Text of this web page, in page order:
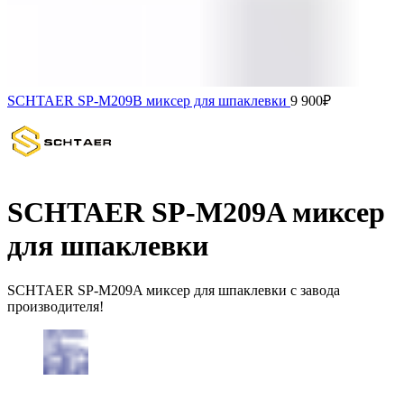
SCHTAER SP-M209B миксер для шпаклевки 9 900₽
SCHTAER SP-M209A миксер
для шпаклевки
SCHTAER SP-M209A миксер для шпаклевки с завода
производителя!